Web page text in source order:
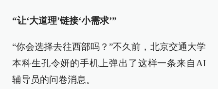
“让‘大道理’链接‘小需求’”
“你会选择去往西部吗？”不久前，北京交通大学
本科生孔令妍的手机上弹出了这样一条来自AI
辅导员的问卷消息。